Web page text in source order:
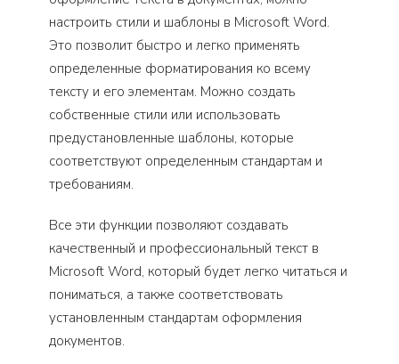
настроить стили и шаблоны в Microsoft Word.
Это позволит быстро и легко применять
определенные форматирования ко всему
тексту и его элементам. Можно создать
собственные стили или использовать
предустановленные шаблоны, которые
соответствуют определенным стандартам и
требованиям.
Все эти функции позволяют создавать
качественный и профессиональный текст в
Microsoft Word, который будет легко читаться и
пониматься, а также соответствовать
установленным стандартам оформления
документов.